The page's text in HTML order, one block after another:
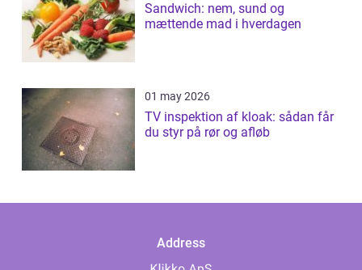
Sandwich: nem, sund og
mættende mad i hverdagen
01 may 2026
TV inspektion af kloak: sådan får
du styr på rør og afløb
Address